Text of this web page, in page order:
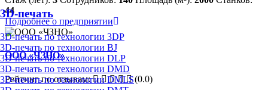
3D-печать
3D-печать по технологии 3DP
3D-печать по технологии BJ
3D-печать по технологии DLP
3D-печать по технологии DMD
3D-печать по технологии DMLS
44
Подробнее о предприятии
ООО «ЧЗНО»
Рейтинг по отзывам:
(0.0)